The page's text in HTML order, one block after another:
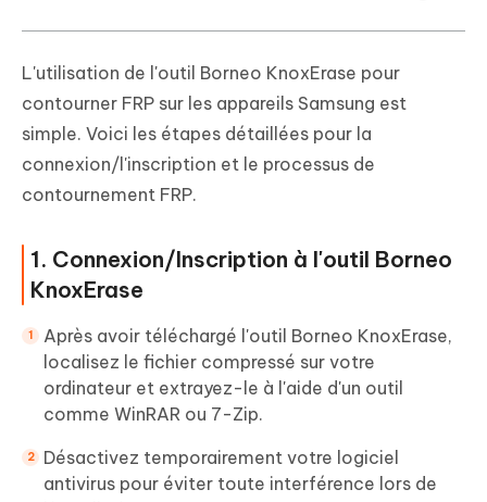
L'utilisation de l'outil Borneo KnoxErase pour
contourner FRP sur les appareils Samsung est
simple. Voici les étapes détaillées pour la
connexion/l'inscription et le processus de
contournement FRP.
1. Connexion/Inscription à l'outil Borneo
KnoxErase
Après avoir téléchargé l'outil Borneo KnoxErase,
localisez le fichier compressé sur votre
ordinateur et extrayez-le à l'aide d'un outil
comme WinRAR ou 7-Zip.
Désactivez temporairement votre logiciel
antivirus pour éviter toute interférence lors de